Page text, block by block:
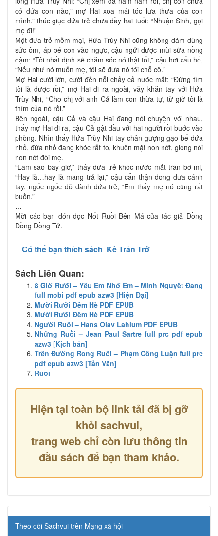
có đứa con nào,” mợ Hai xoa mái tóc lưa thưa của con
mình,” thúc giục đứa trẻ chưa đầy hai tuổi: “Nhuận Sinh, gọi
mẹ đi!”
Một đưa trẻ mềm mại, Hứa Trùy Nhi cũng không dám dùng
sức ôm, áp bé con vào ngực, cậu ngửi được mùi sữa nồng
đậm: “Tôi nhất định sẽ chăm sóc nó thật tốt,” cậu hơi xấu hổ,
“Nếu như nó muốn mẹ, tôi sẽ đưa nó tới chỗ cô.”
Mợ Hai cười lớn, cười đến nỗi chảy cả nước mắt: “Đừng tìm
tôi là được rồi,” mợ Hai đi ra ngoài, vẫy khăn tay với Hứa
Trùy Nhi, “Cho chị với anh Cả làm con thừa tự, từ giờ tôi là
thím của nó rồi.”
Bên ngoài, cậu Cả và cậu Hai đang nói chuyện với nhau,
thấy mợ Hai đi ra, cậu Cả gật đầu với hai người rồi bước vào
phòng. Nhìn thấy Hứa Trùy Nhi tay chân gượng gạo bế đứa
nhỏ, đứa nhỏ đang khóc rất to, khuôn mặt non nớt, giọng nói
non nớt đòi mẹ.
“Làm sao bây giờ,” thấy đứa trẻ khóc nước mắt tràn bờ mi,
“Hay là…hay là mang trả lại,” cậu cẩn thận đong đưa cánh
tay, ngốc ngốc dỗ dành đứa trẻ, “Em thấy mẹ nó cũng rất
buồn.”
…
Mời các bạn đón đọc Nốt Ruồi Bên Má của tác giả Đồng
Đồng Đồng Tử.
Có thể bạn thích sách Kẻ Trăn Trở
Sách Liên Quan:
8 Giờ Rưỡi – Yêu Em Nhớ Em – Minh Nguyệt Đang
full mobi pdf epub azw3 [Hiện Đại]
Mười Rưỡi Đêm Hè PDF EPUB
Mười Rưỡi Đêm Hè PDF EPUB
Người Ruồi – Hans Olav Lahlum PDF EPUB
Những Ruồi – Jean Paul Sartre full prc pdf epub
azw3 [Kịch bản]
Trên Đường Rong Ruổi – Phạm Công Luận full prc
pdf epub azw3 [Tản Văn]
Ruồi
Hiện tại toàn bộ link tải đã bị gỡ
khỏi sachvui,
trang web chỉ còn lưu thông tin
đầu sách để bạn tham khảo.
Theo dõi Sachvui trên Mạng xã hội